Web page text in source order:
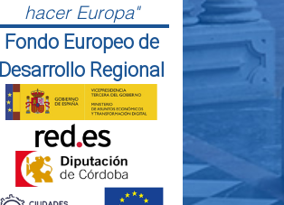
hacer Europa"
Fondo Europeo de
Desarrollo Regional